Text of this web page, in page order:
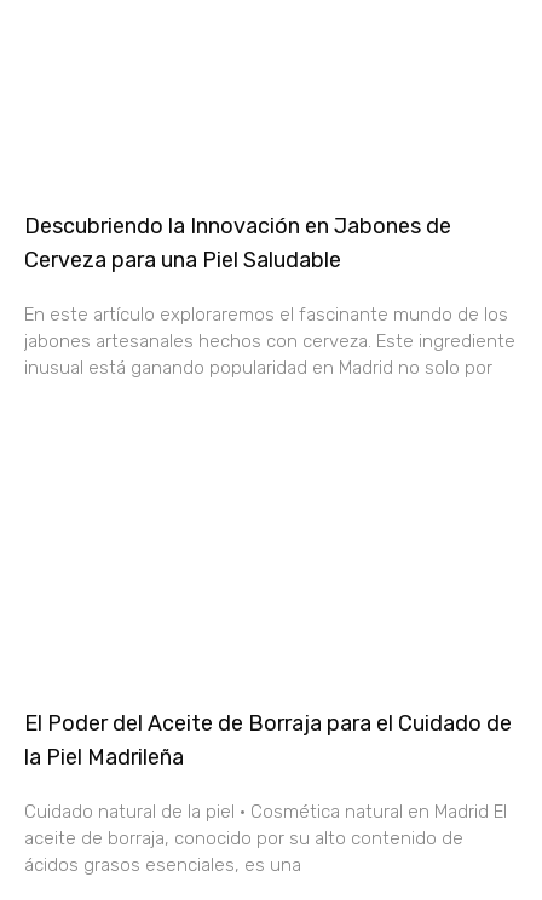
Descubriendo la Innovación en Jabones de
Cerveza para una Piel Saludable
En este artículo exploraremos el fascinante mundo de los
jabones artesanales hechos con cerveza. Este ingrediente
inusual está ganando popularidad en Madrid no solo por
El Poder del Aceite de Borraja para el Cuidado de
la Piel Madrileña
Cuidado natural de la piel · Cosmética natural en Madrid El
aceite de borraja, conocido por su alto contenido de
ácidos grasos esenciales, es una